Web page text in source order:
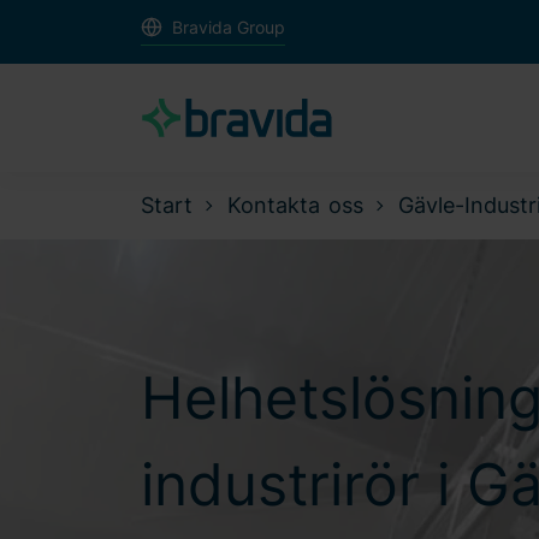
Bravida Group
Start Kontakta oss Gävle-
industrirör i